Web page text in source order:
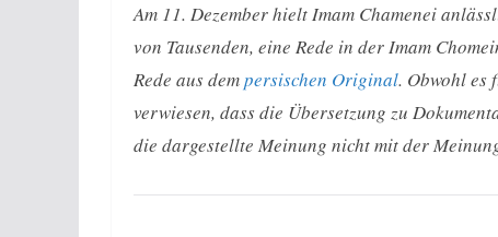
Am 11. Dezember hielt Imam Chamenei
von Tausenden, eine Rede in der Imam
Rede aus dempersischen Original. Obwohl
verwiesen, dass die Übersetzung zu
die dargestellte Meinung nicht mit der